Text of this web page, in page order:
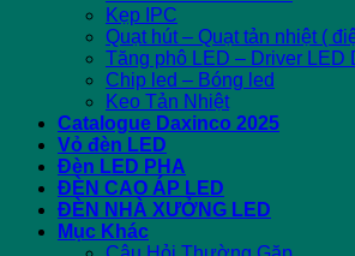
Kẹp IPC
Quạt hút – Quạt tản nhiệt (
Tăng phô LED – Driver LED
Chip led – Bóng led
Keo Tản Nhiệt
Catalogue Daxinco 2025
Vỏ đèn LED
Đèn LED PHA
ĐÈN CAO ÁP LED
ĐÈN NHÀ XƯỞNG LED
Mục Khác